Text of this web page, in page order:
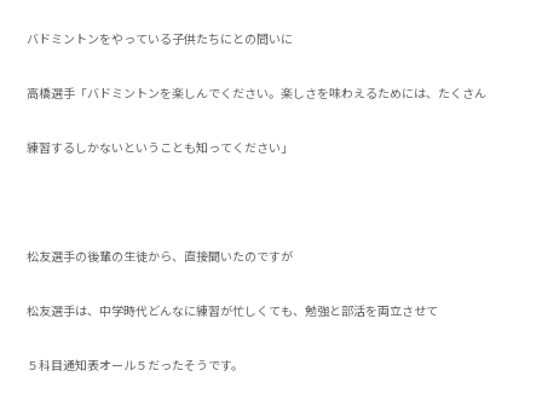
バドミントンをやっている子供たちにとの問いに
高橋選手「バドミントンを楽しんでください。楽しさを味わえるためには、たくさん
練習するしかないということも知ってください」
松友選手の後輩の生徒から、直接聞いたのですが
松友選手は、中学時代どんなに練習が忙しくても、勉強と部活を両立させて
５科目通知表オール５だったそうです。